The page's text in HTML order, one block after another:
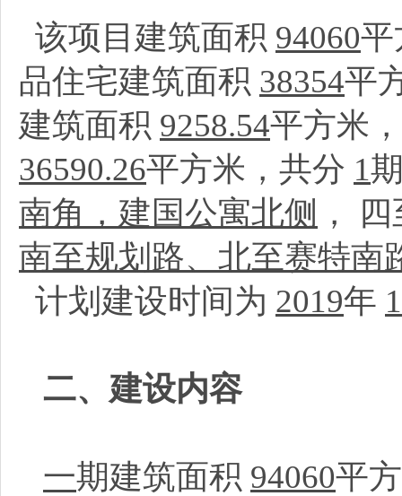
该项目建筑面积 94060平
品住宅建筑面积 38354平
建筑面积 9258.54平方米
36590.26平方米，共分 1
南角，建国公寓北侧 ，
南至规划路、北至赛特南
计划建设时间为 2019年
二、建设内容
一期建筑面积 94060平